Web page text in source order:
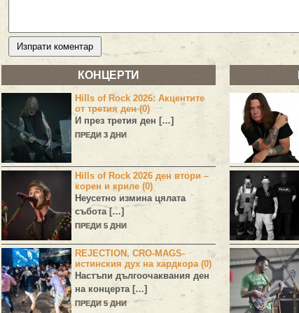
КОНЦЕРТИ
Hills of Rock 2026: Акцентите
от третия ден (0)
И през третия ден […]
ПРЕДИ 3 ДНИ
Hills of Rock 2026 ден втори –
корен и криле (0)
Неусетно измина цялата
събота […]
ПРЕДИ 5 ДНИ
REJECTION, CRO-MAGS-
истинския дух на хардкора (0)
Настъпи дългоочаквания ден
на концерта […]
ПРЕДИ 5 ДНИ